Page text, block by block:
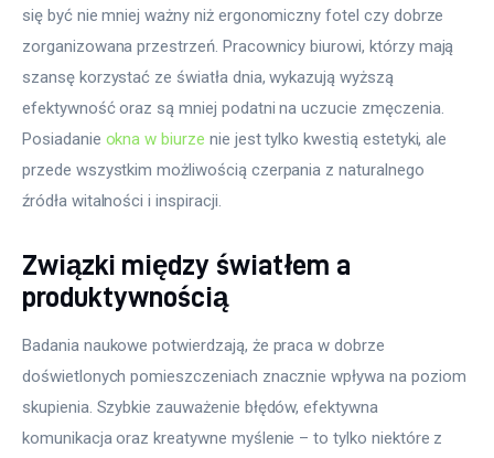
się być nie mniej ważny niż ergonomiczny fotel czy dobrze
zorganizowana przestrzeń. Pracownicy biurowi, którzy mają
szansę korzystać ze światła dnia, wykazują wyższą
efektywność oraz są mniej podatni na uczucie zmęczenia.
Posiadanie okna w biurze nie jest tylko kwestią estetyki, ale
przede wszystkim możliwością czerpania z naturalnego
źródła witalności i inspiracji.
Związki między światłem a
produktywnością
Badania naukowe potwierdzają, że praca w dobrze
doświetlonych pomieszczeniach znacznie wpływa na poziom
skupienia. Szybkie zauważenie błędów, efektywna
komunikacja oraz kreatywne myślenie – to tylko niektóre z